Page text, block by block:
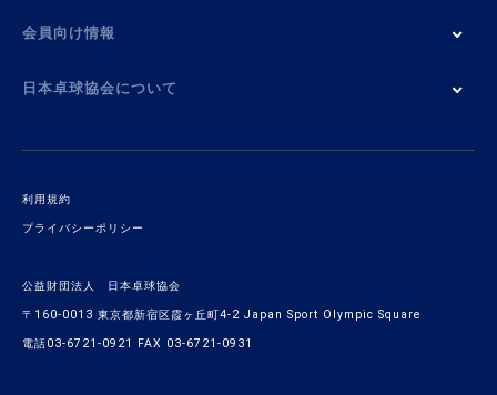
会員向け情報
日本卓球協会について
利用規約
プライバシーポリシー
公益財団法人 日本卓球協会
〒160-0013 東京都新宿区霞ヶ丘町4-2 Japan Sport Olympic Square
電話03-6721-0921 FAX 03-6721-0931